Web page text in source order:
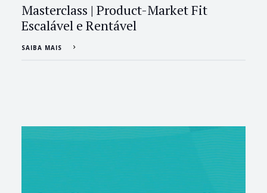
Masterclass | Product-Market Fit
Escalável e Rentável
SAIBA MAIS